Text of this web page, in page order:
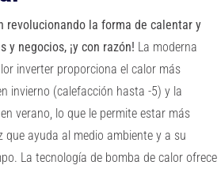
Contacto
CONSULTATION
revolucionando la forma de calentar y
y negocios, ¡y con razón! La moderna
inverter proporciona el calor más
invierno (calefacción hasta -5) y la
verano, lo que le permite estar más
que ayuda al medio ambiente y a su
La tecnología de bomba de calor ofrece